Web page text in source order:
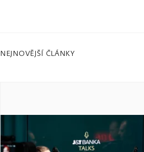
NEJNOVĚJŠÍ ČLÁNKY